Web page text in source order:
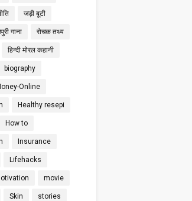
जड़ी बूटी
गाना रोचक तथ्य
हिन्दी मोरल कहानी
biography
Online
Healthy resepi
How to
Insurance
Lifehacks
movie
Skin stories